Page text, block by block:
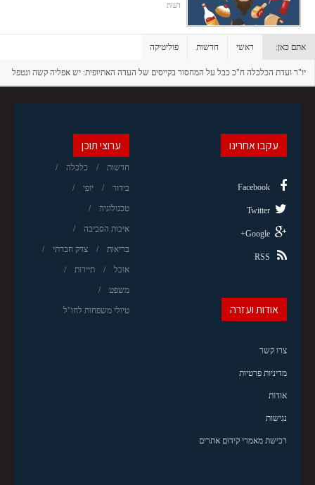
דעות
אתם כאן: ראשי חדשות פוליטיקה
יו"ר ועדת הכלכלה ח"כ כבל על המחסור בקייסים של העדה האתיופית: יש אפליה קשה ונטפל
ערוצי תוכן
חדשות כלכלה
בידור יופי
טכנולוגיה
איכות הסביבה
בריאות צדק חברתי
אוכל תיירות
משפט
טיולי משפחות לחו"ל
עקבו אחרינו
Facebook
Twitter
Google+
RSS
אודות ועזרה
צרו קשר
מדיניות פרטיות
אודות
נגישות
רכישת מאמרי קידום אתרים